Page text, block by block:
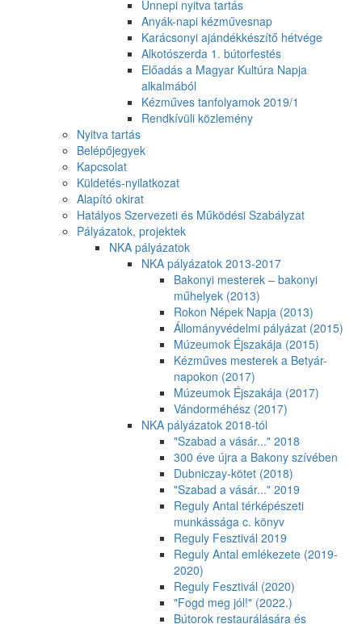
Ünnepi nyitva tartás
Anyák-napi kézművesnap
Karácsonyi ajándékkészítő hétvége
Alkotószerda 1. bútorfestés
Előadás a Magyar Kultúra Napja
alkalmából
Kézműves tanfolyamok 2019/1
Rendkívüli közlemény
Nyitva tartás
Belépőjegyek
Kapcsolat
Küldetés-nyilatkozat
Alapító okirat
Hatályos Szervezeti és Működési Szabályzat
Pályázatok, projektek
NKA pályázatok
NKA pályázatok 2013-2017
Bakonyi mesterek – bakonyi
műhelyek (2013)
Rokon Népek Napja (2013)
Állományvédelmi pályázat (2015)
Múzeumok Éjszakája (2015)
Kézműves mesterek a Betyár-
napokon (2017)
Múzeumok Éjszakája (2017)
Vándorméhész (2017)
NKA pályázatok 2018-tól
"Szabad a vásár..." 2018
300 éve újra a Bakony szívében
Dubniczay-kötet (2018)
"Szabad a vásár..." 2019
Reguly Antal térképészeti
munkássága c. könyv
Reguly Fesztivál 2019
Reguly Antal emlékezete (2019-
2020)
Reguly Fesztivál (2020)
"Fogd meg jól!" (2022.)
Bútorok restaurálására és